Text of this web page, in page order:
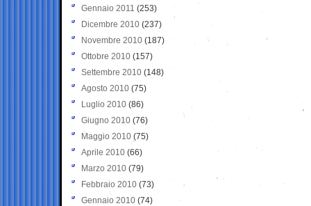
Gennaio 2011 (253)
Dicembre 2010 (237)
Novembre 2010 (187)
Ottobre 2010 (157)
Settembre 2010 (148)
Agosto 2010 (75)
Luglio 2010 (86)
Giugno 2010 (76)
Maggio 2010 (75)
Aprile 2010 (66)
Marzo 2010 (79)
Febbraio 2010 (73)
Gennaio 2010 (74)